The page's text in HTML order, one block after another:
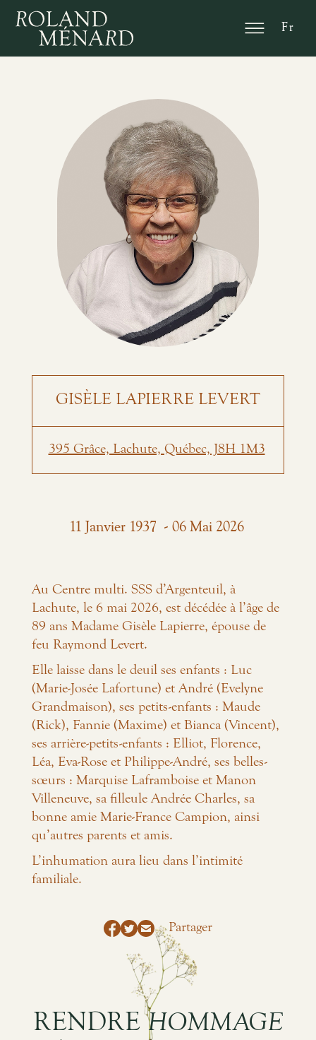
Fr
GISÈLE LAPIERRE LEVERT
395 Grâce, Lachute, Québec, J8H 1M3
11 Janvier 1937 - 06 Mai 2026
Au Centre multi. SSS d’Argenteuil, à
Lachute, le 6 mai 2026, est décédée à l’âge de
89 ans Madame Gisèle Lapierre, épouse de
feu Raymond Levert.
Elle laisse dans le deuil ses enfants : Luc
(Marie-Josée Lafortune) et André (Evelyne
Grandmaison), ses petits-enfants : Maude
(Rick), Fannie (Maxime) et Bianca (Vincent),
ses arrière-petits-enfants : Elliot, Florence,
Léa, Eva-Rose et Philippe-André, ses belles-
sœurs : Marquise Laframboise et Manon
Villeneuve, sa filleule Andrée Charles, sa
bonne amie Marie-France Campion, ainsi
qu’autres parents et amis.
L’inhumation aura lieu dans l’intimité
familiale.
Partager
RENDREHOMMAGE